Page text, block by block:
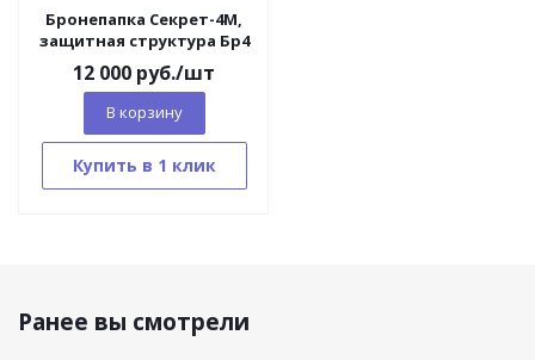
Бронепапка Секрет-4М,
защитная структура Бр4
12 000 руб./шт
В корзину
Купить в 1 клик
Ранее вы смотрели